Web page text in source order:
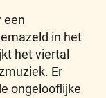
een
in het
het viertal
Er
ongelooflijke